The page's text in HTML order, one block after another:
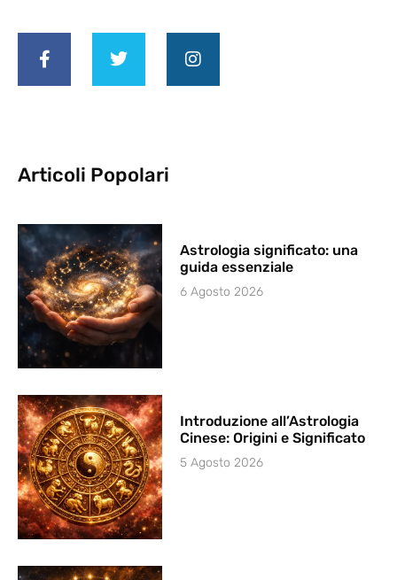
Articoli Popolari
Astrologia significato: una
guida essenziale
6 Agosto 2026
Introduzione all’Astrologia
Cinese: Origini e Significato
5 Agosto 2026